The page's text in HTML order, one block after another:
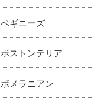
ペギニーズ
ボストンテリア
ポメラニアン